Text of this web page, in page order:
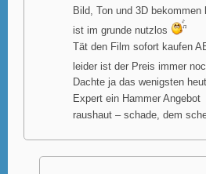
Bild, Ton und 3D bekommen
ist im grunde nutzlos
Tät den Film sofort kaufen
leider ist der Preis immer
Dachte ja das wenigsten
Expert ein Hammer Angebot
raushaut – schade, dem